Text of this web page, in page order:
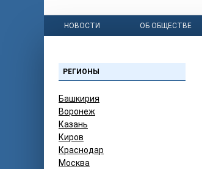
НОВОСТИ ОБ ОБЩЕСТВЕ
РЕГИОНЫ
Башкирия
Воронеж
Казань
Киров
Краснодар
Москва